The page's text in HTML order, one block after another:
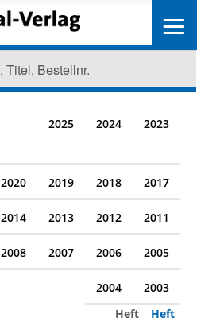
2025 2024 2023
2020 2019 2018 2017
2014 2013 2012 2011
2008 2007 2006 2005
2004 2003
Heft
Heft
≡